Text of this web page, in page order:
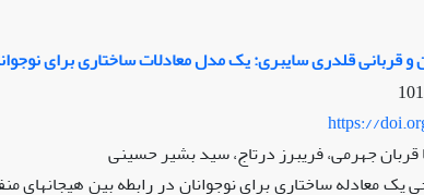
قربانی قلدری سایبری: یک مدل معادلات ساختاری برای
https://
جهرمی، فریبرز درتاج، سید بشیر حسینی
معادله ساختاری برای نوجوانان در رابطه بین هیجان­های